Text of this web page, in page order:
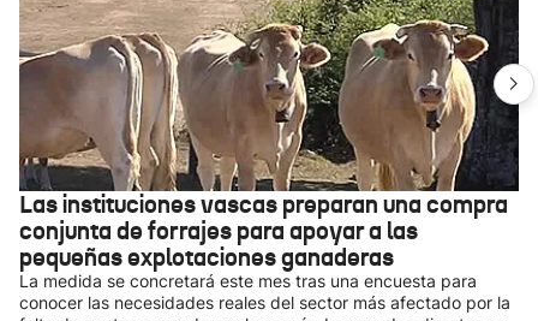
Las instituciones vascas preparan una compra
conjunta de forrajes para apoyar a las
pequeñas explotaciones ganaderas
La medida se concretará este mes tras una encuesta para
conocer las necesidades reales del sector más afectado por la